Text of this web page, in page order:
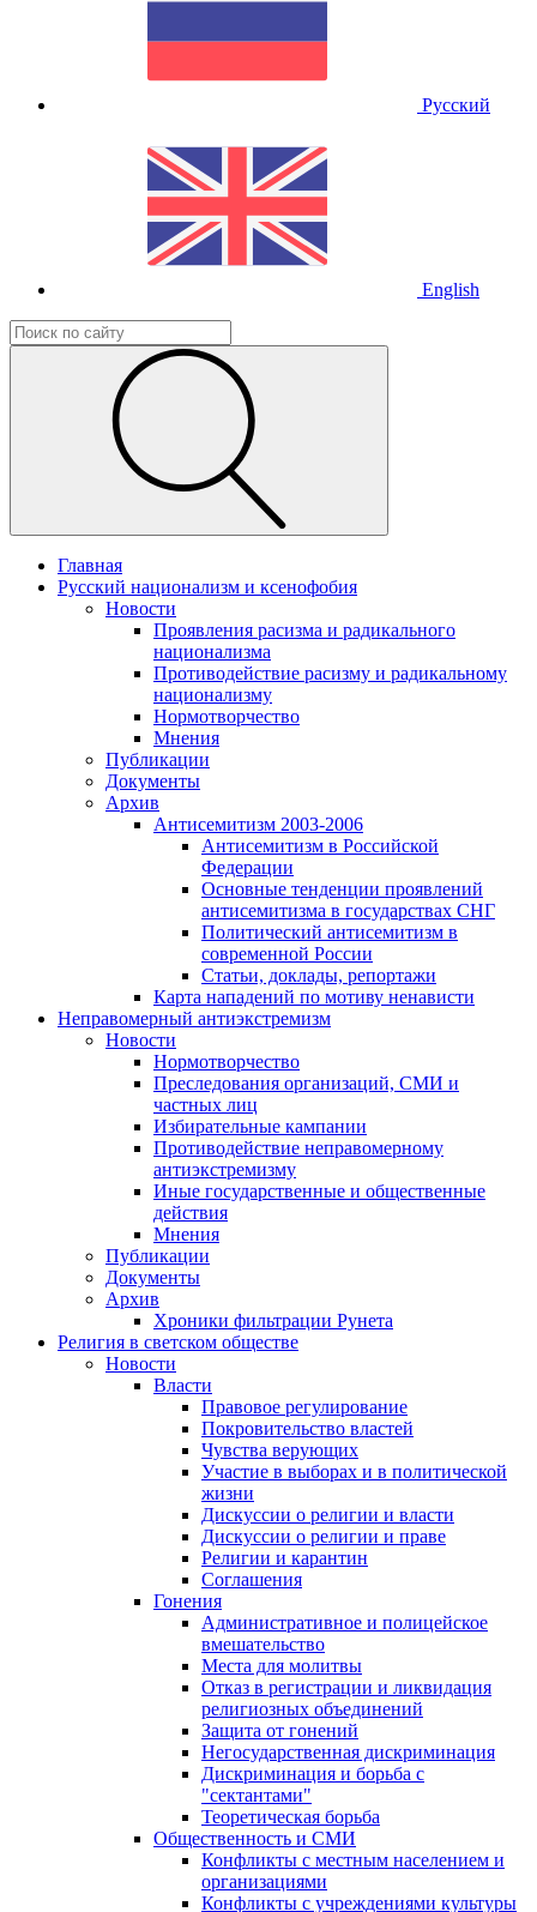
Русский
English
Главная
Русский национализм и ксенофобия
Новости
Проявления расизма и радикального
национализма
Противодействие расизму и радикальному
национализму
Нормотворчество
Мнения
Публикации
Документы
Архив
Антисемитизм 2003-2006
Антисемитизм в Российской
Федерации
Основные тенденции проявлений
антисемитизма в государствах СНГ
Политический антисемитизм в
современной России
Статьи, доклады, репортажи
Карта нападений по мотиву ненависти
Неправомерный антиэкстремизм
Новости
Нормотворчество
Преследования организаций, СМИ и
частных лиц
Избирательные кампании
Противодействие неправомерному
антиэкстремизму
Иные государственные и общественные
действия
Мнения
Публикации
Документы
Архив
Хроники фильтрации Рунета
Религия в светском обществе
Новости
Власти
Правовое регулирование
Покровительство властей
Чувства верующих
Участие в выборах и в политической
жизни
Дискуссии о религии и власти
Дискуссии о религии и праве
Религии и карантин
Соглашения
Гонения
Административное и полицейское
вмешательство
Места для молитвы
Отказ в регистрации и ликвидация
религиозных объединений
Защита от гонений
Негосударственная дискриминация
Дискриминация и борьба с
"сектантами"
Теоретическая борьба
Общественность и СМИ
Конфликты с местным населением и
организациями
Конфликты с учреждениями культуры